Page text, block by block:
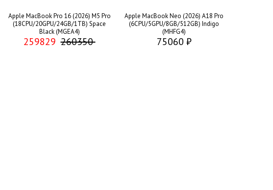
Apple MacBook Pro 16 (2026) M5 Pro
(18CPU/20GPU/24GB/1TB) Space
Black (MGEA4)
259829 260350
Apple MacBook Neo (2026) A18 Pro
(6CPU/5GPU/8GB/512GB) Indigo
(MHFG4)
75060 ₽